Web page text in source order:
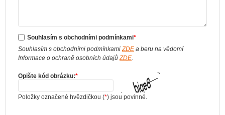
Souhlasím s obchodními podmínkami*
Souhlasím s obchodními podmínkamiZDE a beru na vědomí
Informace o ochraně osobních údajůZDE.
Opište kód obrázku:*
Položky označené hvězdičkou (*) jsou povinné.